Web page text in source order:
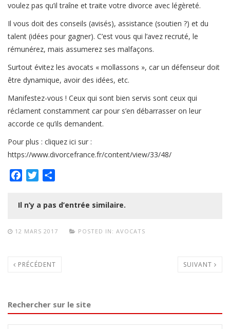
voulez pas qu’il traîne et traite votre divorce avec légèreté.
Il vous doit des conseils (avisés), assistance (soutien ?) et du
talent (idées pour gagner). C’est vous qui l’avez recruté, le
rémunérez, mais assumerez ses malfaçons.
Surtout évitez les avocats « mollassons », car un défenseur doit
être dynamique, avoir des idées, etc.
Manifestez-vous ! Ceux qui sont bien servis sont ceux qui
réclament constamment car pour s’en débarrasser on leur
accorde ce qu’ils demandent.
Pour plus : cliquez ici sur :
https://www.divorcefrance.fr/content/view/33/48/
FacebookTwitter
Il n’y a pas d’entrée similaire.
12 MARS 2017 POSTED IN: AVOCATS
PRÉCÉDENT SUIVANT
Rechercher sur le site